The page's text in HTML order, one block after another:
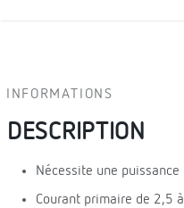
INFORMATIONS
DESCRIPTION
Nécessite une
Courant primaire de 2,5